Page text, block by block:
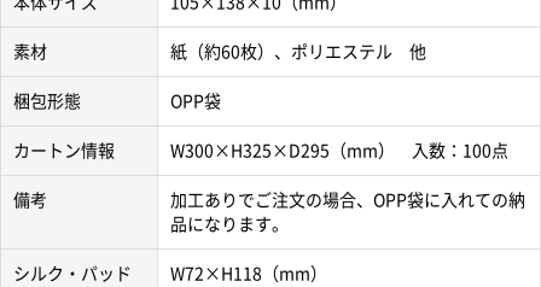
素材 紙（約60枚）、ポリエステル 他
梱包形態 OPP袋
カートン情報 W300×H325×D295（mm） 入数：100点
備考
加工ありでご注文の場合、OPP袋に入れての納
品になります。
シルク・パッド
W72×H118（mm）